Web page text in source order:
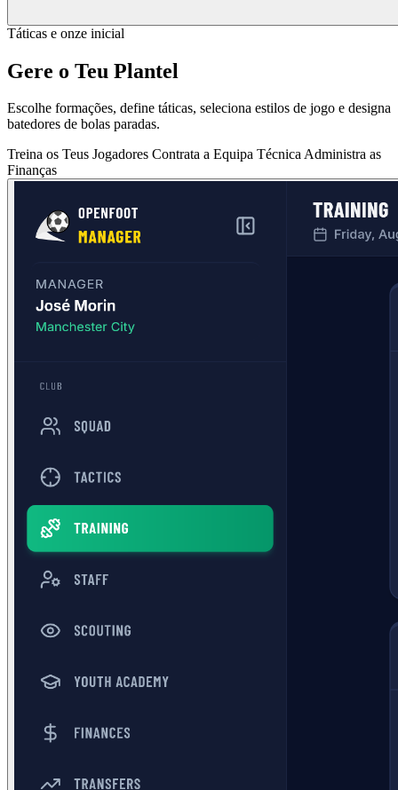
Táticas e onze inicial
Gere o Teu Plantel
Escolhe formações, define táticas, seleciona estilos de jogo e designa
batedores de bolas paradas.
Treina os Teus Jogadores Contrata a Equipa TécnicaAdministra as
Finanças